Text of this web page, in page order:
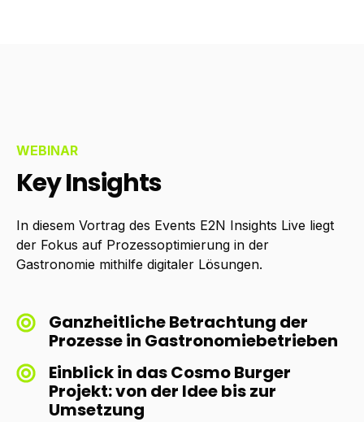
WEBINAR
Key Insights
In diesem Vortrag des Events E2N Insights Live liegt
der Fokus auf Prozessoptimierung in der
Gastronomie mithilfe digitaler Lösungen.
Ganzheitliche Betrachtung der
Prozesse in Gastronomiebetrieben
Einblick in das Cosmo Burger
Projekt: von der Idee bis zur
Umsetzung